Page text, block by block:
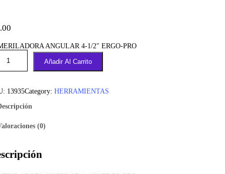
ANGULAR 4-1/2″ ERGO-PRO
Añadir Al Carrito
13935Category: HERRAMIENTAS
(0)